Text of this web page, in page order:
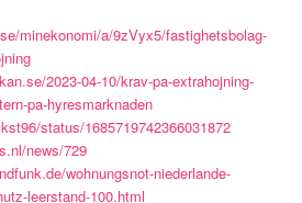
minekonomi/a/9zVyx5/fastighetsbolag-
2023-04-10/krav-pa-extrahojning-
pa-hyresmarknaden
status/1685719742366031872
news/729
wohnungsnot-niederlande-
leerstand-100.html